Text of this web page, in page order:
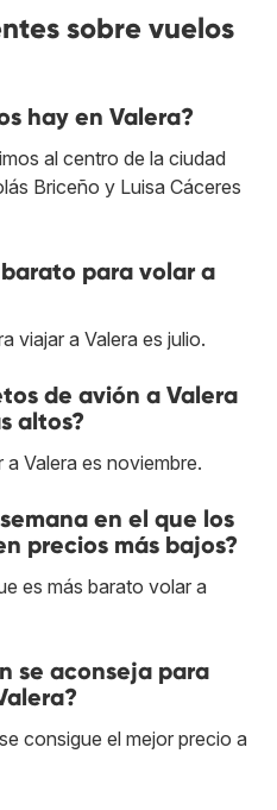
sobre vuelos
hay en Valera?
al centro de la ciudad
Briceño y Luisa Cáceres
para volar a
viajar a Valera es julio.
de avión a Valera
altos?
Valera es noviembre.
en el que los
precios más bajos?
es más barato volar a
se aconseja para
consigue el mejor precio a